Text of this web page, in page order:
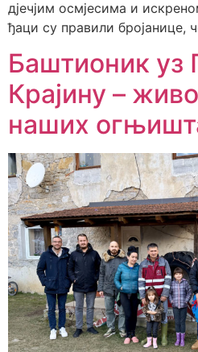
дјечјим осмјесима и
ђаци су правили бројанице,
Баштионик уз
Крајину –
наших